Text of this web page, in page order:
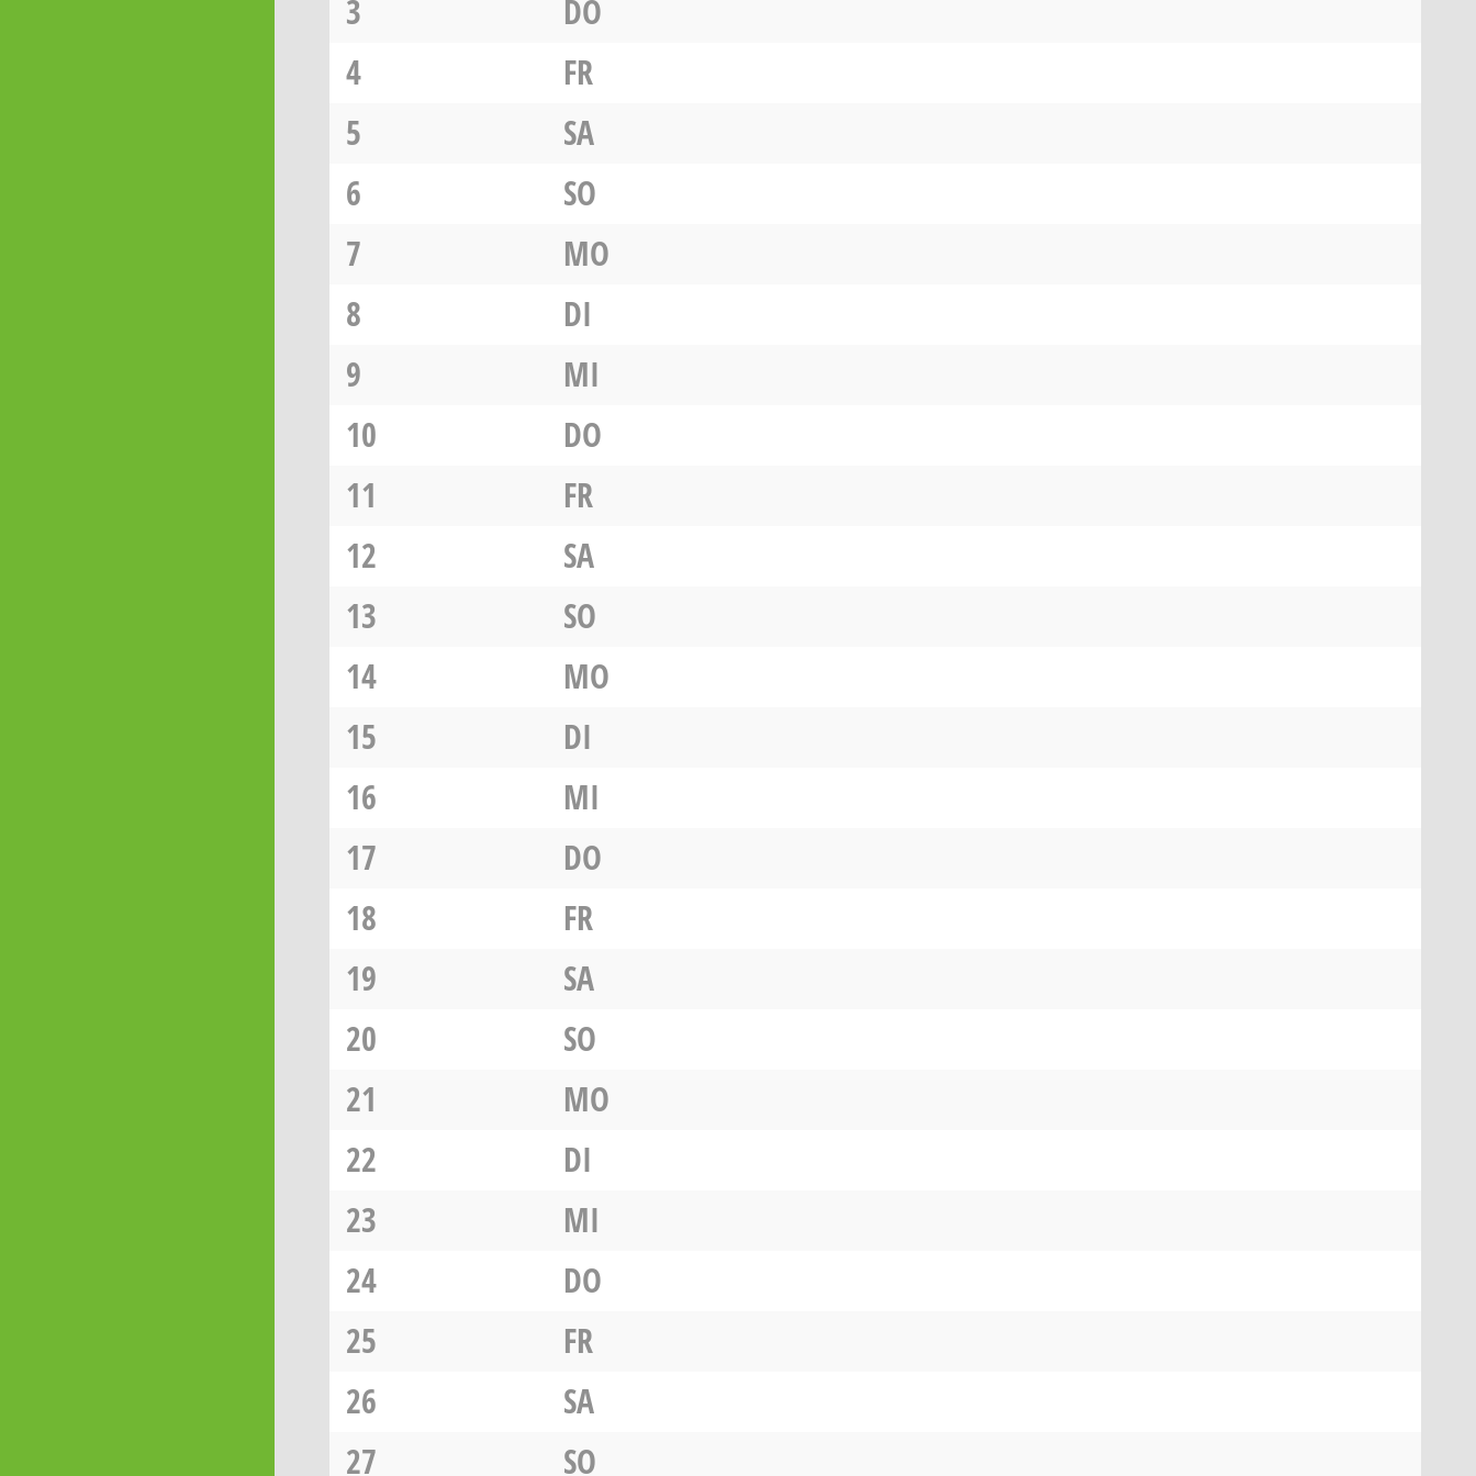
3
DO
4
FR
5
SA
6
SO
7
MO
8
DI
9
MI
10
DO
11
FR
12
SA
13
SO
14
MO
15
DI
16
MI
17
DO
18
FR
19
SA
20
SO
21
MO
22
DI
23
MI
24
DO
25
FR
26
SA
27
SO